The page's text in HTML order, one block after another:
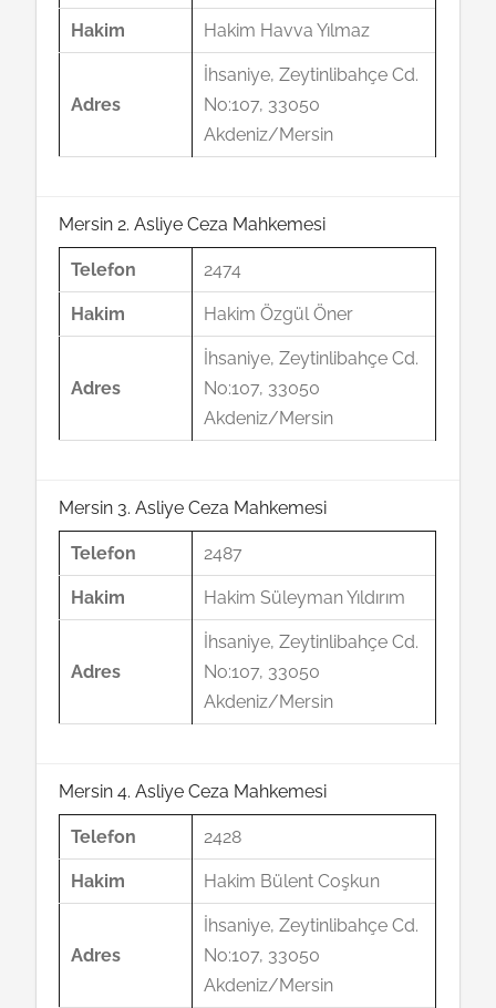
Hakim Hakim Havva Yılmaz
Adres
İhsaniye, Zeytinlibahçe Cd.
No:107, 33050
Akdeniz/Mersin
Mersin 2. Asliye Ceza Mahkemesi
Telefon 2474
Hakim Hakim Özgül Öner
Adres
İhsaniye, Zeytinlibahçe Cd.
No:107, 33050
Akdeniz/Mersin
Mersin 3. Asliye Ceza Mahkemesi
Telefon 2487
Hakim Hakim Süleyman Yıldırım
Adres
İhsaniye, Zeytinlibahçe Cd.
No:107, 33050
Akdeniz/Mersin
Mersin 4. Asliye Ceza Mahkemesi
Telefon 2428
Hakim Hakim Bülent Coşkun
Adres
İhsaniye, Zeytinlibahçe Cd.
No:107, 33050
Akdeniz/Mersin